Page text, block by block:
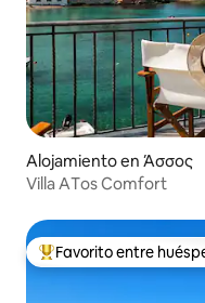
Alojamiento en Άσσος
Villa AΤos Comfort
Favorito entre
Favorito entre